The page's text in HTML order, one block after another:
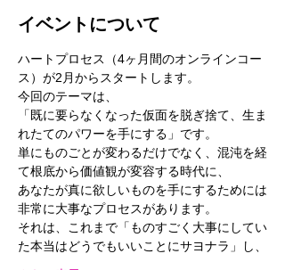
イベントについて
ハートプロセス（4ヶ月間のオンラインコー
ス）が2月からスタートします。
今回のテーマは、
「既に要らなくなった仮面を脱ぎ捨て、生ま
れたてのパワーを手にする」です。
単にものごとが変わるだけでなく、混沌を経
て根底から価値観が変容する時代に、
あなたが真に欲しいものを手にするためには
非常に大事なプロセスがあります。
それは、これまで「ものすごく大事にしてい
た本当はどうでもいいことにサヨナラ」し、